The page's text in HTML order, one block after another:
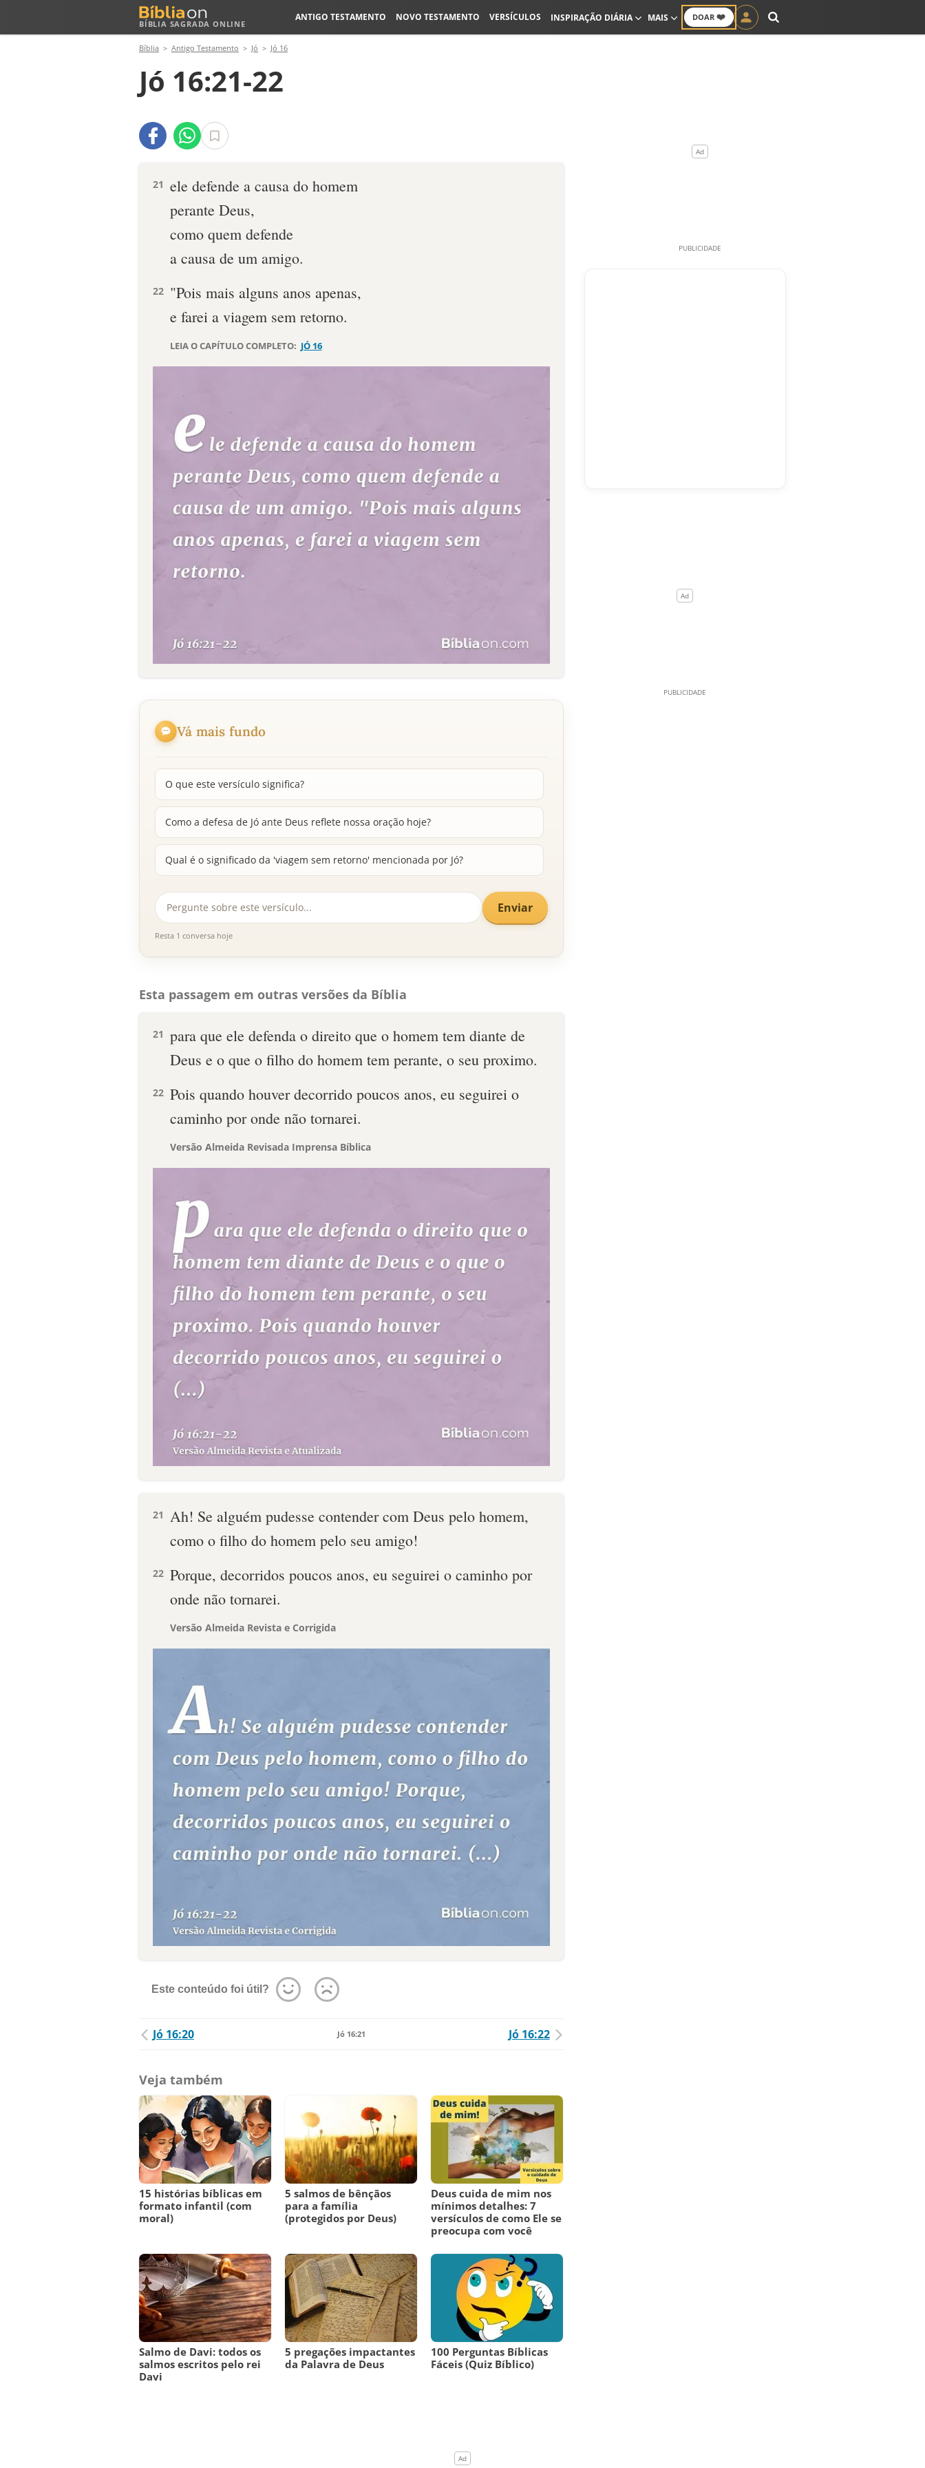
BÍBLIA SAGRADA ONLINE
DOAR ❤️
ANTIGO TESTAMENTO NOVO TESTAMENTO VERSÍCULOS INSPIRAÇÃO DIÁRIA MAIS
Bíblia Antigo Testamento Jó Jó 16
Jó 16:21-22
21 ele defende a causa do homem
perante Deus,
como quem defende
a causa de um amigo.
22 "Pois mais alguns anos apenas,
e farei a viagem sem retorno.
LEIA O CAPÍTULO COMPLETO: JÓ 16
Vá mais fundo
O que este versículo significa?
Como a defesa de Jó ante Deus reflete nossa oração hoje?
Qual é o significado da 'viagem sem retorno' mencionada por Jó?
Enviar
Resta 1 conversa hoje
Esta passagem em outras versões da Bíblia
21 para que ele defenda o direito que o homem tem diante de
Deus e o que o filho do homem tem perante, o seu proximo.
22 Pois quando houver decorrido poucos anos, eu seguirei o
caminho por onde não tornarei.
Versão Almeida Revisada Imprensa Bíblica
21 Ah! Se alguém pudesse contender com Deus pelo homem,
como o filho do homem pelo seu amigo!
22 Porque, decorridos poucos anos, eu seguirei o caminho por
onde não tornarei.
Versão Almeida Revista e Corrigida
Este conteúdo foi útil?
Jó 16:20 Jó 16:21 Jó 16:22
Veja também
15 histórias bíblicas em
formato infantil (com
moral)
5 salmos de bênçãos
para a família
(protegidos por Deus)
Deus cuida de mim nos
mínimos detalhes: 7
versículos de como Ele se
preocupa com você
Salmo de Davi: todos os
salmos escritos pelo rei
Davi
5 pregações impactantes
da Palavra de Deus
100 Perguntas Bíblicas
Fáceis (Quiz Bíblico)